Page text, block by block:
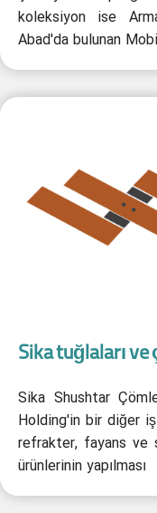
koleksiyon ise
Abad'da bulunan
Sika tuğlaları
Sika Shushtar
Holding'in bir diğer
refrakter, fayans ve
ürünlerinin yapılması